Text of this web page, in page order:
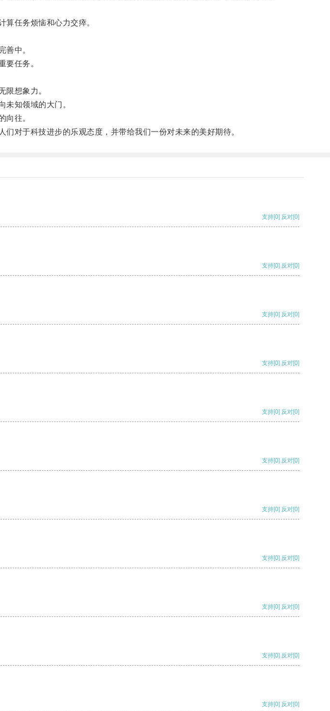
任务烦恼和心力交瘁。
中。
任务。
想象力。
知领域的大门。
往。
对于科技进步的乐观态度，并带给我们一份对未来的美好期待。
支持[0] 反对[0]
支持[0] 反对[0]
支持[0] 反对[0]
支持[0] 反对[0]
支持[0] 反对[0]
支持[0] 反对[0]
支持[0] 反对[0]
支持[0] 反对[0]
支持[0] 反对[0]
支持[0] 反对[0]
支持[0] 反对[0]